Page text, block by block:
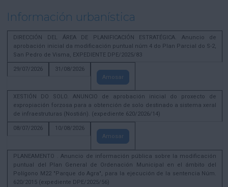
Información urbanística
DIRECCIÓN DEL ÁREA DE PLANIFICACIÓN ESTRATÉGICA. Anuncio de
aprobación inicial da modificación puntual núm 4 do Plan Parcial do S-2,
San Pedro de Visma, EXPEDIENTE DPE/2025/83
29/07/2026
31/08/2026
Amosar
XESTIÓN DO SOLO. ANUNCIO de aprobación inicial do proxecto de
expropiación forzosa para a obtención de solo destinado a sistema xeral
de infraestruturas (Nostián). (expediente 620/2026/14)
08/07/2026
10/08/2026
Amosar
PLANEAMENTO . Anuncio de información pública sobre la modificación
puntual del Plan General de Ordenación Municipal en el ámbito del
Polígono M22 "Parque do Agra", para la ejecución de la sentencia Núm.
620/2015 (expediente DPE/2025/56)